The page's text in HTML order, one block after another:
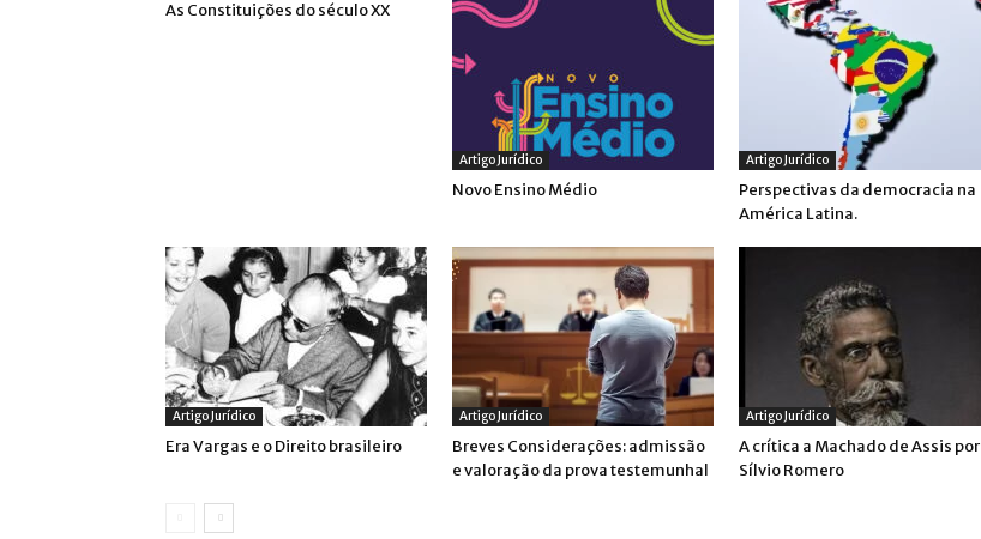
As Constituições do século XX
Artigo Jurídico
Novo Ensino Médio
Artigo Jurídico
Perspectivas da democracia na
América Latina.
Artigo Jurídico
Era Vargas e o Direito brasileiro
Artigo Jurídico
Breves Considerações: admissão
e valoração da prova testemunhal
Artigo Jurídico
A crítica a Machado de Assis por
Sílvio Romero